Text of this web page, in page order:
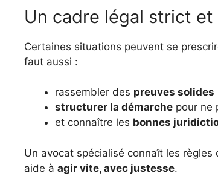
Un cadre légal strict
Certaines situations peuvent se
faut aussi :
rassembler des preuves solides
structurer la démarche pour ne
et connaître les bonnes
Un avocat spécialisé connaît les
aide à agir vite, avec justesse.